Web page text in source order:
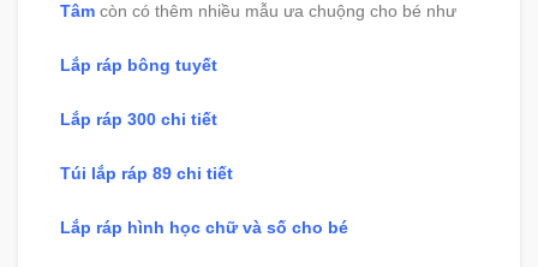
Tâm còn có thêm nhiều mẫu ưa chuộng cho bé như
Lắp ráp bông tuyết
Lắp ráp 300 chi tiết
Túi lắp ráp 89 chi tiết
Lắp ráp hình học chữ và số cho bé